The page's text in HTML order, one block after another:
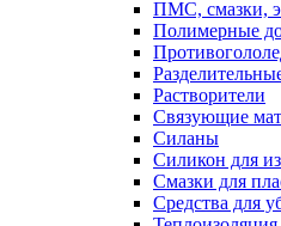
ПМС, смазки,
Полимерные
Растворители
Связующие
Силаны
Силикон для
Смазки для
Средства для